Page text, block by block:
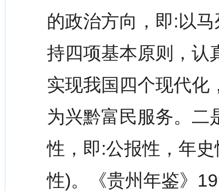
的政治方向，即:以
持四项基本原则，认
实现我国四个现代化
为兴黔富民服务。二
性，即:公报性，年
性)。《贵州年鉴》